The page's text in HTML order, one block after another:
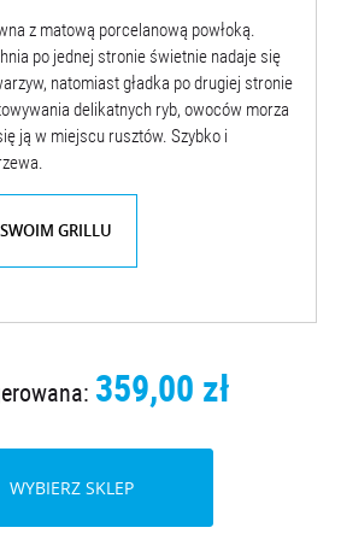
z matową porcelanową powłoką.
po jednej stronie świetnie nadaje się
natomiast gładka po drugiej stronie
delikatnych ryb, owoców morza
ją w miejscu rusztów. Szybko i
GRILLU
359,00 zł
WYBIERZ SKLEP